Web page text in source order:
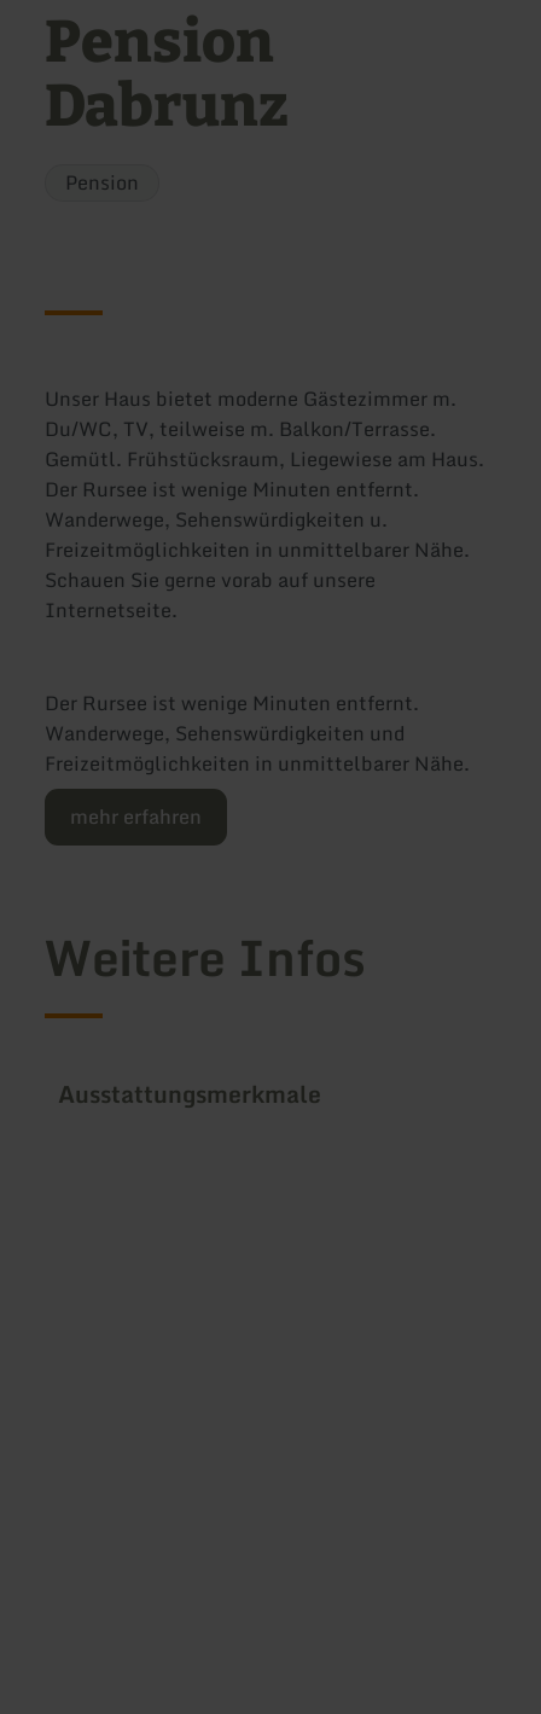
Pension
Dabrunz
Pension
Unser Haus bietet moderne Gästezimmer m.
Du/WC, TV, teilweise m. Balkon/Terrasse.
Gemütl. Frühstücksraum, Liegewiese am Haus.
Der Rursee ist wenige Minuten entfernt.
Wanderwege, Sehenswürdigkeiten u.
Freizeitmöglichkeiten in unmittelbarer Nähe.
Schauen Sie gerne vorab auf unsere
Internetseite.
Der Rursee ist wenige Minuten entfernt.
Wanderwege, Sehenswürdigkeiten und
Freizeitmöglichkeiten in unmittelbarer Nähe.
mehr erfahren
Weitere Infos
Ausstattungsmerkmale